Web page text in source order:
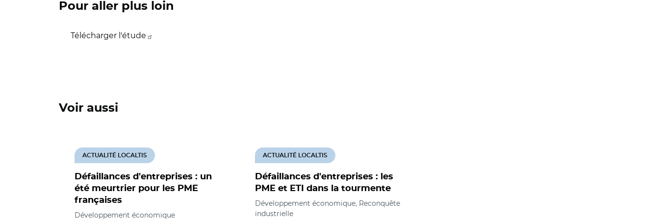
Pour aller plus loin
Télécharger l'étude
Voir aussi
Défaillances d'entreprises : un
été meurtrier pour les PME
françaises
ACTUALITÉ LOCALTIS
Développement économique
Défaillances d'entreprises : les
PME et ETI dans la tourmente
ACTUALITÉ LOCALTIS
Développement économique, Reconquête
industrielle